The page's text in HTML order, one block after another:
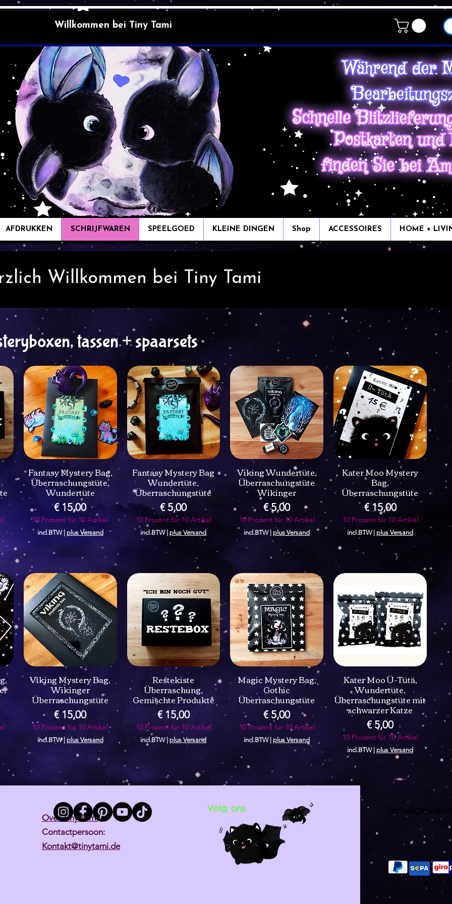
Willkommen bei Tiny Tami
AFDRUKKEN SCHRIJFWAREN SPEELGOED KLEINE DINGEN Shop ACCESSOIRES HOME +
Willkommen bei Tiny Tami
tassen + spaarsets
Fantasy Mystery Bag,
Überraschungstüte,
Wundertüte
Prijs
€ 15,00
10 Prozent für 10 Artikel
incl.BTW plus Versand
Fantasy Mystery Bag
Wundertüte,
Überraschungstüte
Prijs
€ 5,00
10 Prozent für 10 Artikel
incl.BTW |plus Versand
Viking Wundertüte,
Überraschungstüte
Wikinger
Prijs
€ 5,00
10 Prozent für 10 Artikel
incl.BTW |plus Versand
Kater Moo Mystery
Bag,
Überraschungstüte
Prijs
€ 15,00
10 Prozent für 10 Artikel
incl.BTW |plus Versand
Viking Mystery Bag,
Wikinger
Überraschungstüte
Prijs
€ 15,00
10 Prozent für 10 Artikel
incl.BTW| plus Versand
Restekiste
Überraschung,
Gemischte Produkte
Prijs
€ 15,00
10 Prozent für 10 Artikel
incl.BTW |plus Versand
Magic Mystery Bag,
Gothic
Überraschungstüte
Prijs
€ 5,00
10 Prozent für 10 Artikel
incl.BTW |plus Versand
Kater Moo Ü-Tütä,
Wundertüte,
Überraschungstüte mit
schwarzer Katze
Prijs
€ 5,00
10 Prozent für 10 Artikel
incl.BTW |plus Versand
Over Tiny Tami
Contactpersoon:
Kontakt@tinytami.de
Volg ons